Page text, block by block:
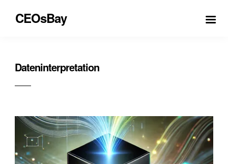
CEOsBay
Dateninterpretation